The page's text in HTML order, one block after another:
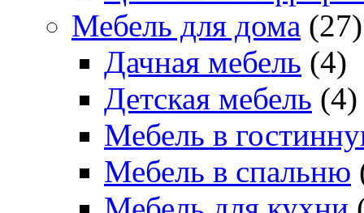
Мебель для дома (27)
Дачная мебель (4)
Детская мебель (4)
Мебель в
Мебель в спальню